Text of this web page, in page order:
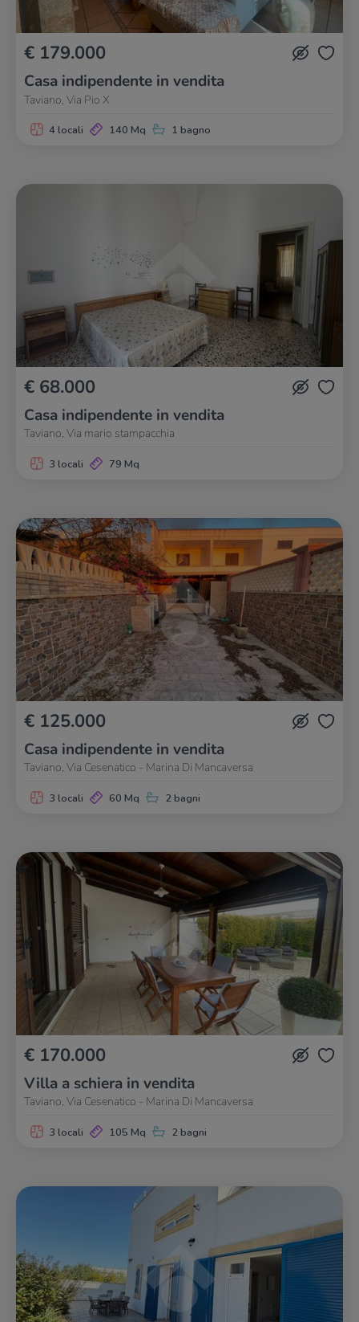
€ 179.000
Casa indipendente in vendita
Taviano, Via Pio X
4 locali 140 Mq 1 bagno
€ 68.000
Casa indipendente in vendita
Taviano, Via mario stampacchia
3 locali 79 Mq
€ 125.000
Casa indipendente in vendita
Taviano, Via Cesenatico - Marina Di Mancaversa
3 locali 60 Mq 2 bagni
€ 170.000
Villa a schiera in vendita
Taviano, Via Cesenatico - Marina Di Mancaversa
3 locali 105 Mq 2 bagni